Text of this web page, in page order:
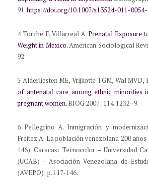
91.https://doi.org/10.1007/s13524-011-
4 Torche F, Villarreal A. Prenatal Exposure
Weight in Mexico.American Sociological
92.
5 Alderliesten ME, Vrijkotte TGM, Wal MVD,
of antenatal care among ethnic
pregnant women.BJOG 2007; 114:1232–9.
6 Pellegrino A. Inmigración y
Freitez A. La población venezolana 200 años
146). Caracas: Tecnocolor – Universidad
(UCAB) – Asociación Venezolana de
(AVEPO); p. 117-146.